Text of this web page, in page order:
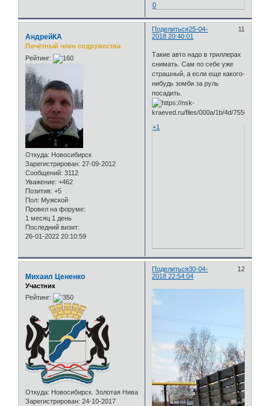
0
Поделиться 11
25-04-
2018 20:40:01
АндрейКА
Почётный член содружества
Рейтинг:
Откуда: Новосибирск
Зарегистрирован: 27-09-2012
Сообщений: 3112
Уважение: +462
Позитив: +5
Пол: Мужской
Провел на форуме:
1 месяц 1 день
Последний визит:
26-01-2022 20:10:59
Такие авто надо в триллерах
снимать. Сам по себе уже
страшный, а если еще какого-
нибудь зомби за руль
посадить.
+1
Поделиться 12
30-04-
2018 22:54:04
Михаил Цененко
Участник
Рейтинг:
Откуда: Новосибирск. Золотая Нива
Зарегистрирован: 24-10-2017